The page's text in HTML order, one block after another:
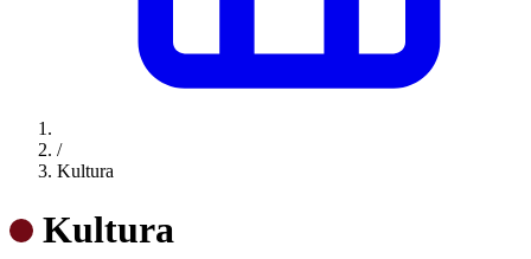
/
Kultura
Kultura